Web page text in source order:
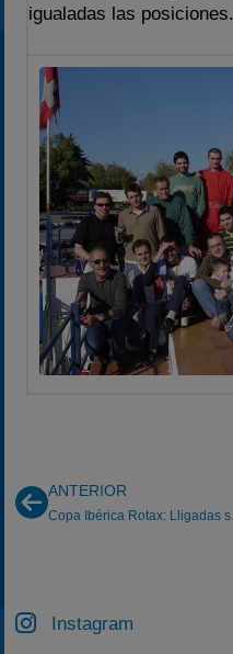
igualadas las posiciones.
ANTERIOR
Instagram